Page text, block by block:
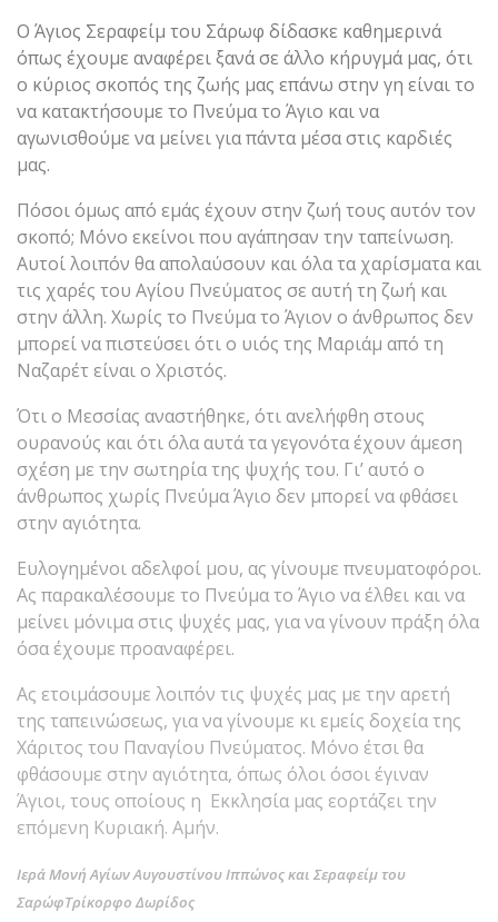
Ο Άγιος Σεραφείμ του Σάρωφ δίδασκε καθημερινά
όπως έχουμε αναφέρει ξανά σε άλλο κήρυγμά μας, ότι
ο κύριος σκοπός της ζωής μας επάνω στην γη είναι το
να κατακτήσουμε το Πνεύμα το Άγιο και να
αγωνισθούμε να μείνει για πάντα μέσα στις καρδιές
μας.
Πόσοι όμως από εμάς έχουν στην ζωή τους αυτόν τον
σκοπό; Μόνο εκείνοι που αγάπησαν την ταπείνωση.
Αυτοί λοιπόν θα απολαύσουν και όλα τα χαρίσματα και
τις χαρές του Αγίου Πνεύματος σε αυτή τη ζωή και
στην άλλη. Χωρίς το Πνεύμα το Άγιον ο άνθρωπος δεν
μπορεί να πιστεύσει ότι ο υιός της Μαριάμ από τη
Ναζαρέτ είναι ο Χριστός.
Ότι ο Μεσσίας αναστήθηκε, ότι ανελήφθη στους
ουρανούς και ότι όλα αυτά τα γεγονότα έχουν άμεση
σχέση με την σωτηρία της ψυχής του. Γι’ αυτό ο
άνθρωπος χωρίς Πνεύμα Άγιο δεν μπορεί να φθάσει
στην αγιότητα.
Ευλογημένοι αδελφοί μου, ας γίνουμε πνευματοφόροι.
Ας παρακαλέσουμε το Πνεύμα το Άγιο να έλθει και να
μείνει μόνιμα στις ψυχές μας, για να γίνουν πράξη όλα
όσα έχουμε προαναφέρει.
Ας ετοιμάσουμε λοιπόν τις ψυχές μας με την αρετή
της ταπεινώσεως, για να γίνουμε κι εμείς δοχεία της
Χάριτος του Παναγίου Πνεύματος. Μόνο έτσι θα
φθάσουμε στην αγιότητα, όπως όλοι όσοι έγιναν
Άγιοι, τους οποίους η Εκκλησία μας εορτάζει την
επόμενη Κυριακή. Αμήν.
Ιερά Μονή Αγίων Αυγουστίνου Ιππώνος και Σεραφείμ του
ΣαρώφΤρίκορφο Δωρίδος